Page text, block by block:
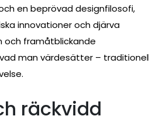
en beprövad designfilosofi,
innovationer och djärva
och framåtblickande
man värdesätter –
räckvidd